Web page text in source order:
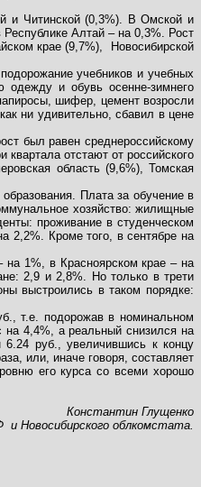
и Читинской (0,3%). В Омской и
Алтай – на 0,3%. Рост
крае (9,7%),
Новосибирской
учебников и учебных
и обувь осенне-зимнего
шифер, цемент возросли
ни удивительно, сбавил в цене
был равен среднероссийскому
отстают от российского
область (9,6%), Томская
Плата за обучение в
хозяйство: жилищные
проживание в студенческом
2,2%. Кроме того, в сентябре на
на 1%, в Красноярском крае – на
2,9 и 2,8%. Но только в трети
выстроились в таком порядке:
т.е. подорожав в номинальном
4,4%, а реальный снизился на
руб., увеличившись к концу
или, иначе говоря, составляет
его курса со всеми хорошо
Константин Глущенко
и Новосибирского облкомстата.